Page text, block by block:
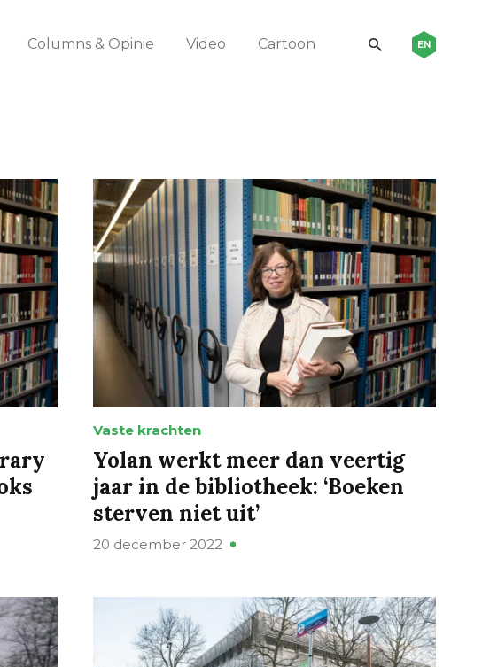
Columns & Opinie Video Cartoon EN
Vaste krachten
Yolan werkt meer dan veertig
jaar in de bibliotheek: ‘Boeken
sterven niet uit’
20 december 2022